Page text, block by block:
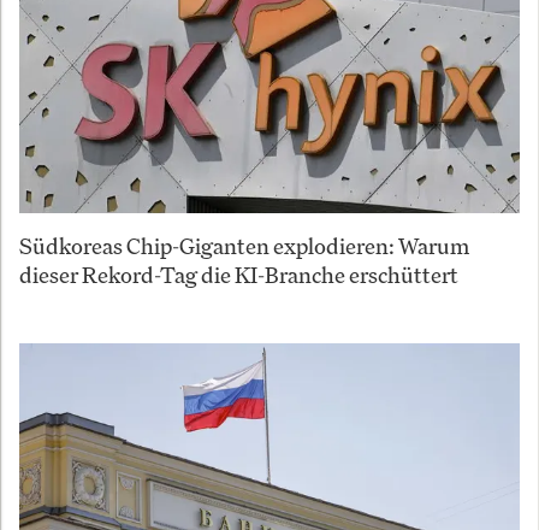
Südkoreas Chip-Giganten explodieren: Warum
dieser Rekord-Tag die KI-Branche erschüttert